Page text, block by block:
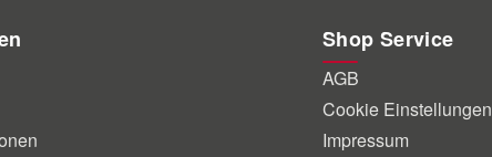
Shop Service
AGB
Cookie Einstellungen
Impressum